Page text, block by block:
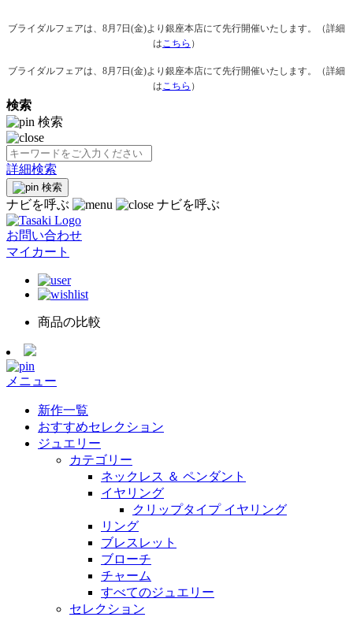
ブライダルフェアは、8月7日(金)より銀座本店にて先行開催いたします。（詳細
はこちら ）
ブライダルフェアは、8月7日(金)より銀座本店にて先行開催いたします。（詳細
はこちら ）
検索
検索
詳細検索
検索
ナビを呼ぶ ナビを呼ぶ
お問い合わせ
マイカート
商品の比較
メニュー
新作一覧
おすすめセレクション
ジュエリー
カテゴリー
ネックレス ＆ ペンダント
イヤリング
クリップタイプ イヤリング
リング
ブレスレット
ブローチ
チャーム
すべてのジュエリー
セレクション